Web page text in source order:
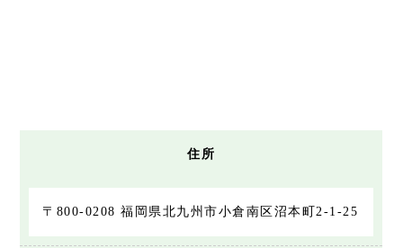
住所
〒800-0208 福岡県北九州市小倉南区沼本町2-1-25